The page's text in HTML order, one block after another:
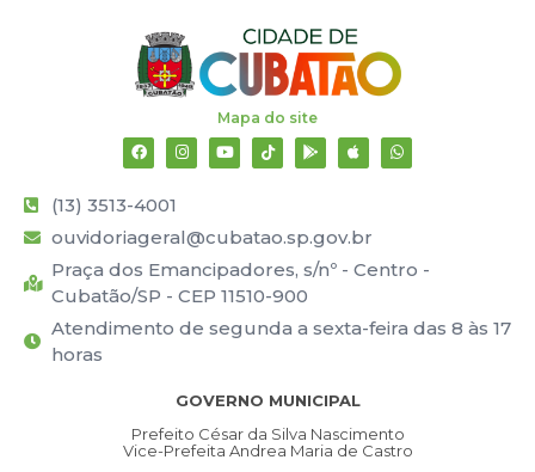
Mapa do site
(13) 3513-4001
ouvidoriageral@cubatao.sp.gov.br
Praça dos Emancipadores, s/nº - Centro -
Cubatão/SP - CEP 11510-900
Atendimento de segunda a sexta-feira das 8 às 17
horas
GOVERNO MUNICIPAL
Prefeito César da Silva Nascimento
Vice-Prefeita Andrea Maria de Castro